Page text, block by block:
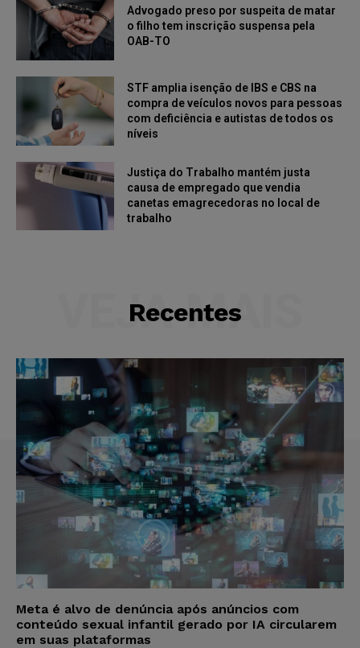
Advogado preso por suspeita de matar
o filho tem inscrição suspensa pela
OAB-TO
STF amplia isenção de IBS e CBS na
compra de veículos novos para pessoas
com deficiência e autistas de todos os
níveis
Justiça do Trabalho mantém justa
causa de empregado que vendia
canetas emagrecedoras no local de
trabalho
Recentes
VEJA MAIS
Meta é alvo de denúncia após anúncios com
conteúdo sexual infantil gerado por IA circularem
em suas plataformas